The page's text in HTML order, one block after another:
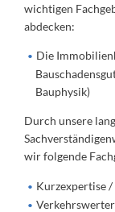
wichtigen
abdecken:
Die
Bauphysik)
Durch unsere
wir folgende
Kurzexpertise